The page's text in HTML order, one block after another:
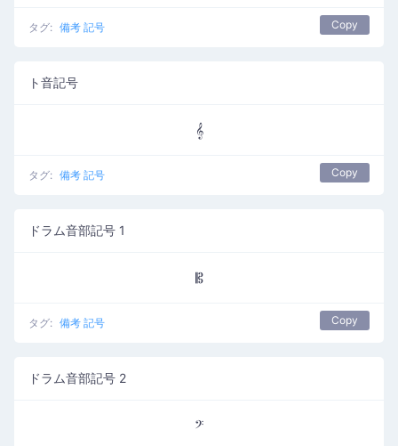
タグ: 備考 記号 Copy
ト音記号
𝄞
タグ: 備考 記号 Copy
ドラム音部記号 1
𝄡
タグ: 備考 記号 Copy
ドラム音部記号 2
𝄢